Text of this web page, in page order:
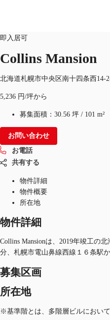
即入居可
Collins Mansion
北海道札幌市中央区南十四条西14-
5,236 円/坪から
募集面積： 30.56 坪 / 101 m²
お問い合わせ
お電話
共有する
物件詳細
物件概要
所在地
物件詳細
Collins Mansionは、2019年竣工の
分、札幌市電山鼻線西線１６条駅か
募集区画
所在地
※基準階とは、多階層ビルにおい